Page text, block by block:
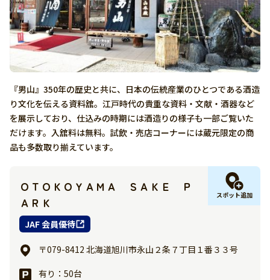
『男山』350年の歴史と共に、日本の伝統産業のひとつである酒造
り文化を伝える資料舘。江戸時代の貴重な資料・文献・酒器など
を展示しており、仕込みの時期には酒造りの様子も一部ご覧いた
だけます。入舘料は無料。試飲・売店コーナーには蔵元限定の商
品も多数取り揃えています。
ＯＴＯＫＯＹＡＭＡ ＳＡＫＥ Ｐ
ＡＲＫ
スポット追加
JAF 会員優待
〒079-8412 北海道旭川市永山２条７丁目１番３３号
有り：50台